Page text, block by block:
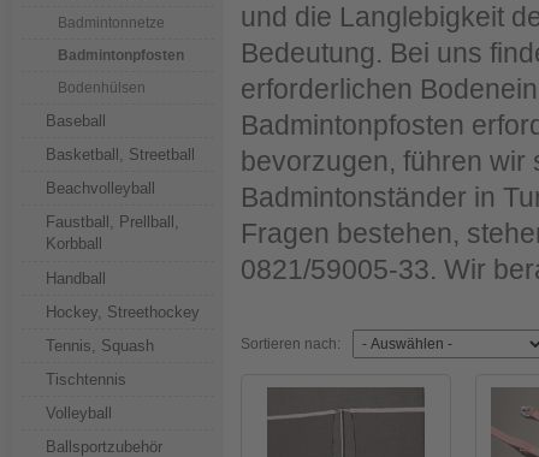
Badmintonnetze
Badmintonpfosten
Bodenhülsen
Baseball
Basketball, Streetball
Beachvolleyball
Faustball, Prellball,
Korbball
Handball
Hockey, Streethockey
Tennis, Squash
Tischtennis
Volleyball
Ballsportzubehör
und die Langlebigkeit
Bedeutung. Bei uns
erforderlichen
Badmintonpfosten
bevorzugen, führen wir
Badmintonständer in
Fragen bestehen,
0821/59005-33. Wir
Sortieren nach: